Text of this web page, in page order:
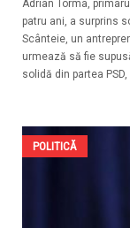
Adrian Torma,
patru ani, a surprins
Scânteie, un
urmează să fie
solidă din partea
POLITICĂ